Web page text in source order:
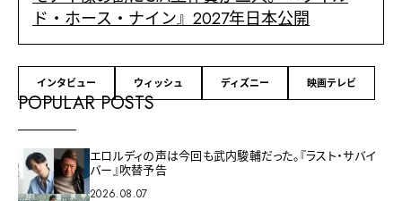
ド・ホース・ナイン』2027年日本公開
インタビュー ウィッシュ ディズニー 映画テレビ
POPULAR POSTS
エロルディの声は今回も武内駿輔だった。『ラスト・サバイ
バー』吹替予告
2026.08.07